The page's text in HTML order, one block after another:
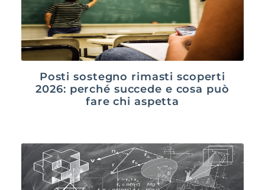
Posti sostegno rimasti scoperti
2026: perché succede e cosa può
fare chi aspetta